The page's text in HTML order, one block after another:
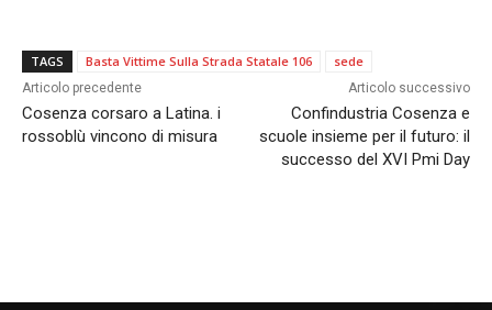
TAGS Basta Vittime Sulla Strada Statale 106 sede
Articolo precedente
Cosenza corsaro a Latina. i
rossoblù vincono di misura
Articolo successivo
Confindustria Cosenza e
scuole insieme per il futuro: il
successo del XVI Pmi Day